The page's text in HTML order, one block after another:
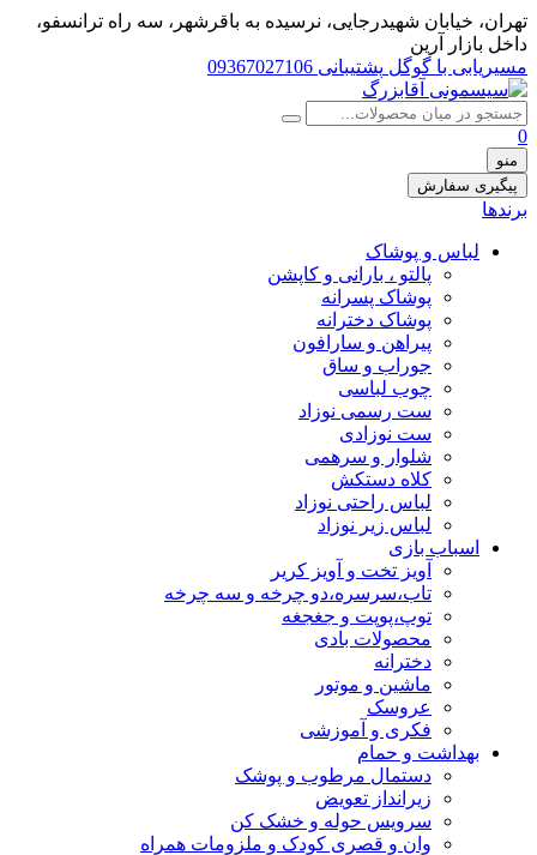
تهران، خيابان شهيدرجايى، نرسیده به باقرشهر، سه راه ترانسفو،
داخل بازار آرین
مسیریابی با گوگل پشتیبانی 09367027106
0
منو
پیگیری سفارش
برندها
لباس و پوشاک
پالتو ، بارانی و کاپشن
پوشاک پسرانه
پوشاک دخترانه
پیراهن و سارافون
جوراب و ساق
چوب لباسی
ست رسمی نوزاد
ست نوزادی
شلوار و سرهمی
کلاه دستکش
لباس راحتی نوزاد
لباس زیر نوزاد
اسباب بازی
آویز تخت و آویز کریر
تاب،سرسره،دو چرخه و سه چرخه
توپ،پوپت و جغجغه
محصولات بادی
دخترانه
ماشین و موتور
عروسک
فکری و آموزشی
بهداشت و حمام
دستمال مرطوب و پوشک
زیرانداز تعویض
سرویس حوله و خشک کن
وان و قصری کودک و ملزومات همراه